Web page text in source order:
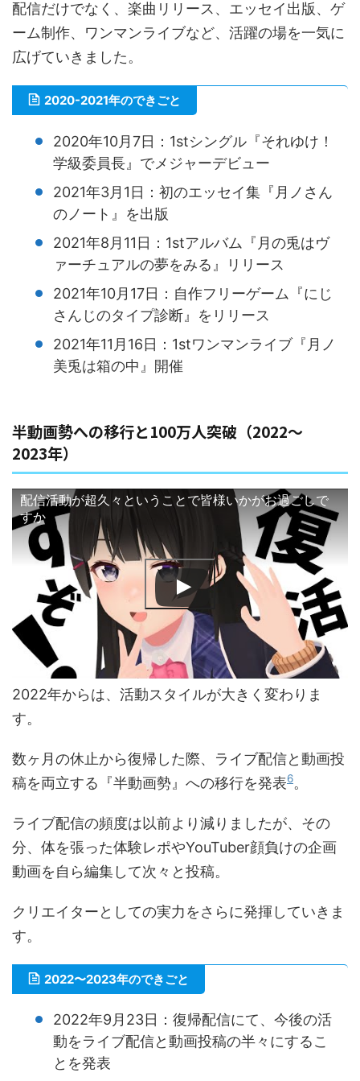
配信だけでなく、楽曲リリース、エッセイ出版、ゲ
ーム制作、ワンマンライブなど、活躍の場を一気に
広げていきました。
2020-2021年のできごと
2020年10月7日：1stシングル『それゆけ！
学級委員長』でメジャーデビュー
2021年3月1日：初のエッセイ集『月ノさん
のノート』を出版
2021年8月11日：1stアルバム『月の兎はヴ
ァーチュアルの夢をみる』リリース
2021年10月17日：自作フリーゲーム『にじ
さんじのタイプ診断』をリリース
2021年11月16日：1stワンマンライブ『月ノ
美兎は箱の中』開催
半動画勢への移行と100万人突破（2022〜
2023年）
配信活動が超久々ということで皆様いかがお過ごしで
すか
2022年からは、活動スタイルが大きく変わりま
す。
数ヶ月の休止から復帰した際、ライブ配信と動画投
稿を両立する『半動画勢』への移行を発表6。
ライブ配信の頻度は以前より減りましたが、その
分、体を張った体験レポやYouTuber顔負けの企画
動画を自ら編集して次々と投稿。
クリエイターとしての実力をさらに発揮していきま
す。
2022〜2023年のできごと
2022年9月23日：復帰配信にて、今後の活
動をライブ配信と動画投稿の半々にするこ
とを発表